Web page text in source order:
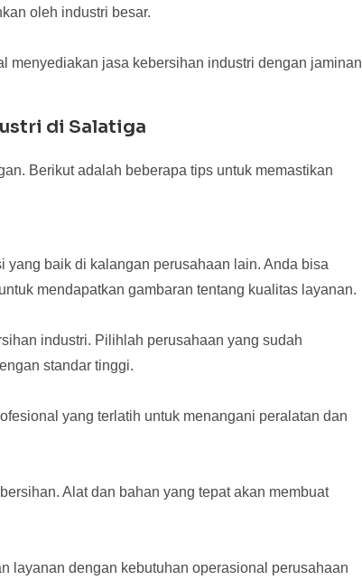
oleh industri besar.
menyediakan jasa kebersihan industri dengan jaminan
di Salatiga
Berikut adalah beberapa tips untuk memastikan
baik di kalangan perusahaan lain. Anda bisa
mendapatkan gambaran tentang kualitas layanan.
industri. Pilihlah perusahaan yang sudah
standar tinggi.
yang terlatih untuk menangani peralatan dan
Alat dan bahan yang tepat akan membuat
layanan dengan kebutuhan operasional perusahaan